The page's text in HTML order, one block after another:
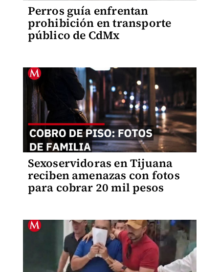
Perros guía enfrentan
prohibición en transporte
público de CdMx
Sexoservidoras en Tijuana
reciben amenazas con fotos
para cobrar 20 mil pesos